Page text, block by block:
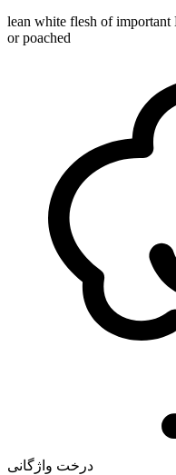
lean white flesh of
or poached
درخت واژگانی